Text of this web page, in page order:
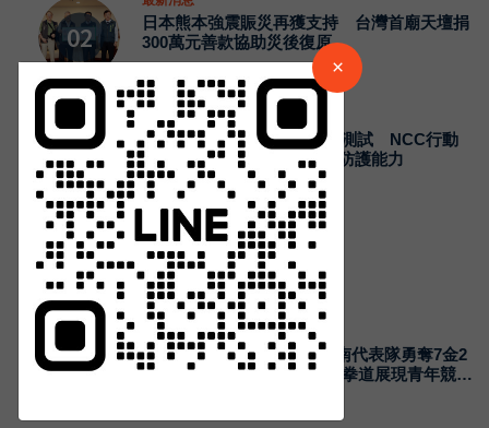
日本熊本強震賑災再獲支持 台灣首廟天壇捐
300萬元善款協助災後復原
最新消息
2026城鎮韌性演習加入通訊測試 NCC行動
網路降速演練驗證國家通訊防護能力
28 Aug 07, 2026
熱門新聞
最新消息
2026國際少年運動會台南代表隊勇奪7金2
銀4銅 游泳射箭籃球跆拳道展現青年競技
請加入LINE好友連結
中 華 超 傳 媒
Https://reurl.cc/adqW77
訂閱
×